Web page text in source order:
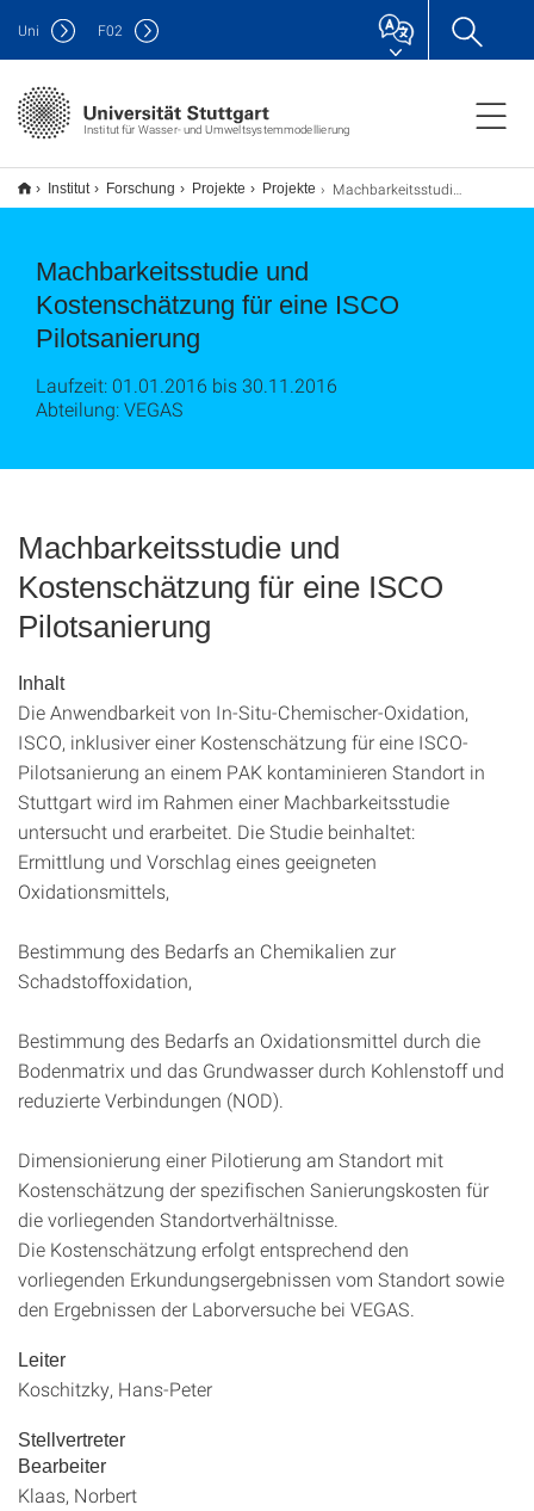
Institut für Wasser- und Umweltsystemmodellierung
Uni F02
Institut Forschung Projekte Projekte Machbarkeitsstudie und Kostenschätzung für eine ISCO Pilotsanierung
Machbarkeitsstudie und
Kostenschätzung für eine ISCO
Pilotsanierung
Laufzeit: 01.01.2016 bis 30.11.2016
Abteilung: VEGAS
Machbarkeitsstudie und
Kostenschätzung für eine ISCO
Pilotsanierung
Inhalt
Die Anwendbarkeit von In-Situ-Chemischer-Oxidation,
ISCO, inklusiver einer Kostenschätzung für eine ISCO-
Pilotsanierung an einem PAK kontaminieren Standort in
Stuttgart wird im Rahmen einer Machbarkeitsstudie
untersucht und erarbeitet. Die Studie beinhaltet:
Ermittlung und Vorschlag eines geeigneten
Oxidationsmittels,
Bestimmung des Bedarfs an Chemikalien zur
Schadstoffoxidation,
Bestimmung des Bedarfs an Oxidationsmittel durch die
Bodenmatrix und das Grundwasser durch Kohlenstoff und
reduzierte Verbindungen (NOD).
Dimensionierung einer Pilotierung am Standort mit
Kostenschätzung der spezifischen Sanierungskosten für
die vorliegenden Standortverhältnisse.
Die Kostenschätzung erfolgt entsprechend den
vorliegenden Erkundungsergebnissen vom Standort sowie
den Ergebnissen der Laborversuche bei VEGAS.
Leiter
Koschitzky, Hans-Peter
Stellvertreter
Bearbeiter
Klaas, Norbert